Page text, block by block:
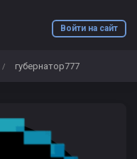
Войти на сайт
/ губернатор777